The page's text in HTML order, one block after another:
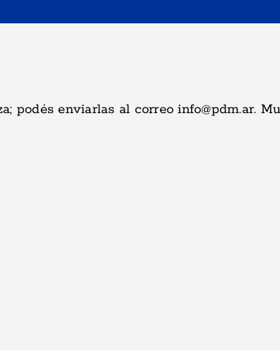
podés enviarlas al correoinfo@pdm.ar.